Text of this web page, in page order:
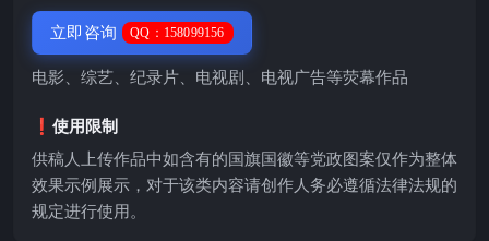
立即咨询 QQ：158099156
电影、综艺、纪录片、电视剧、电视广告等荧幕作品
❗️使用限制
供稿人上传作品中如含有的国旗国徽等党政图案仅作为整体
效果示例展示，对于该类内容请创作人务必遵循法律法规的
规定进行使用。